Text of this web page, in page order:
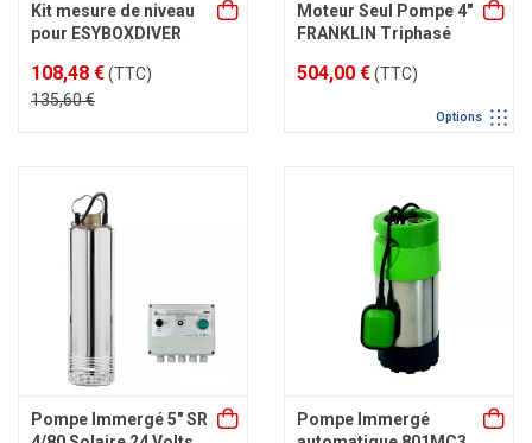
Kit mesure de niveau
pour ESYBOXDIVER
108,48 €(TTC)
135,60 €
Moteur Seul Pompe 4"
FRANKLIN Triphasé
504,00 €(TTC)
Options
Pompe Immergé 5" SR
Pompe Immergé